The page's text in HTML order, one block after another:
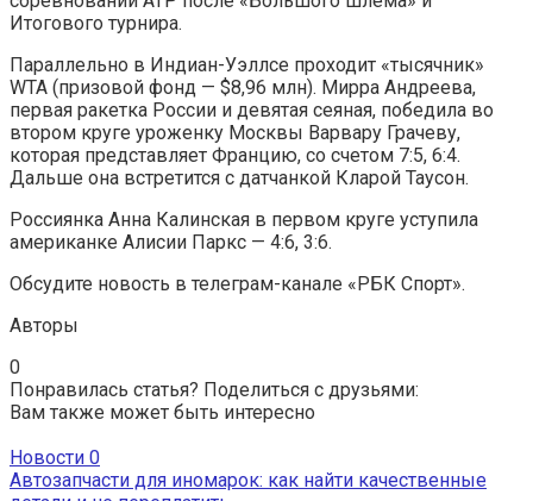
Итогового турнира.
Параллельно в Индиан-Уэллсе проходит «тысячник»
WTA (призовой фонд — $8,96 млн). Мирра Андреева,
первая ракетка России и девятая сеяная, победила во
втором круге уроженку Москвы Варвару Грачеву,
которая представляет Францию, со счетом 7:5, 6:4.
Дальше она встретится с датчанкой Кларой Таусон.
Россиянка Анна Калинская в первом круге уступила
американке Алисии Паркс — 4:6, 3:6.
Обсудите новость в телеграм-канале «РБК Спорт».
Авторы
0
Понравилась статья? Поделиться с друзьями:
Вам также может быть интересно
Новости 0
Автозапчасти для иномарок: как найти качественные